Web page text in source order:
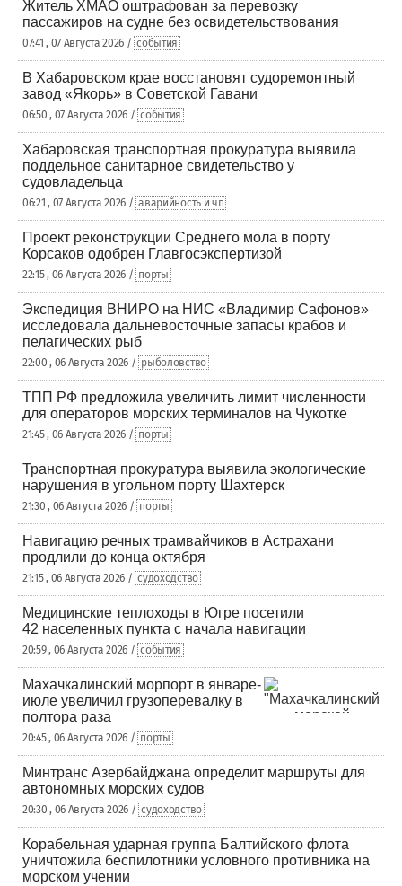
Житель ХМАО оштрафован за перевозку
пассажиров на судне без освидетельствования
07:41 , 07 Августа 2026 / события
В Хабаровском крае восстановят судоремонтный
завод «Якорь» в Советской Гавани
06:50 , 07 Августа 2026 / события
Хабаровская транспортная прокуратура выявила
поддельное санитарное свидетельство у
судовладельца
06:21 , 07 Августа 2026 / аварийность и чп
Проект реконструкции Среднего мола в порту
Корсаков одобрен Главгосэкспертизой
22:15 , 06 Августа 2026 / порты
Экспедиция ВНИРО на НИС «Владимир Сафонов»
исследовала дальневосточные запасы крабов и
пелагических рыб
22:00 , 06 Августа 2026 / рыболовство
ТПП РФ предложила увеличить лимит численности
для операторов морских терминалов на Чукотке
21:45 , 06 Августа 2026 / порты
Транспортная прокуратура выявила экологические
нарушения в угольном порту Шахтерск
21:30 , 06 Августа 2026 / порты
Навигацию речных трамвайчиков в Астрахани
продлили до конца октября
21:15 , 06 Августа 2026 / судоходство
Медицинские теплоходы в Югре посетили
42 населенных пункта с начала навигации
20:59 , 06 Августа 2026 / события
Махачкалинский морпорт в январе-
июле увеличил грузоперевалку в
полтора раза
20:45 , 06 Августа 2026 / порты
Минтранс Азербайджана определит маршруты для
автономных морских судов
20:30 , 06 Августа 2026 / судоходство
Корабельная ударная группа Балтийского флота
уничтожила беспилотники условного противника на
морском учении